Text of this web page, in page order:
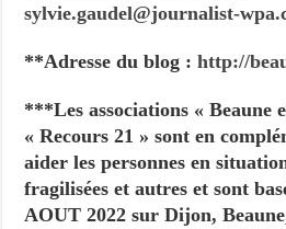
sylvie.gaudel@journalist-
**Adresse du blog :http://
***Les associations « Beaune
« Recours 21 » sont en
aider les personnes en
fragilisées et autres et sont
AOUT 2022 sur Dijon,